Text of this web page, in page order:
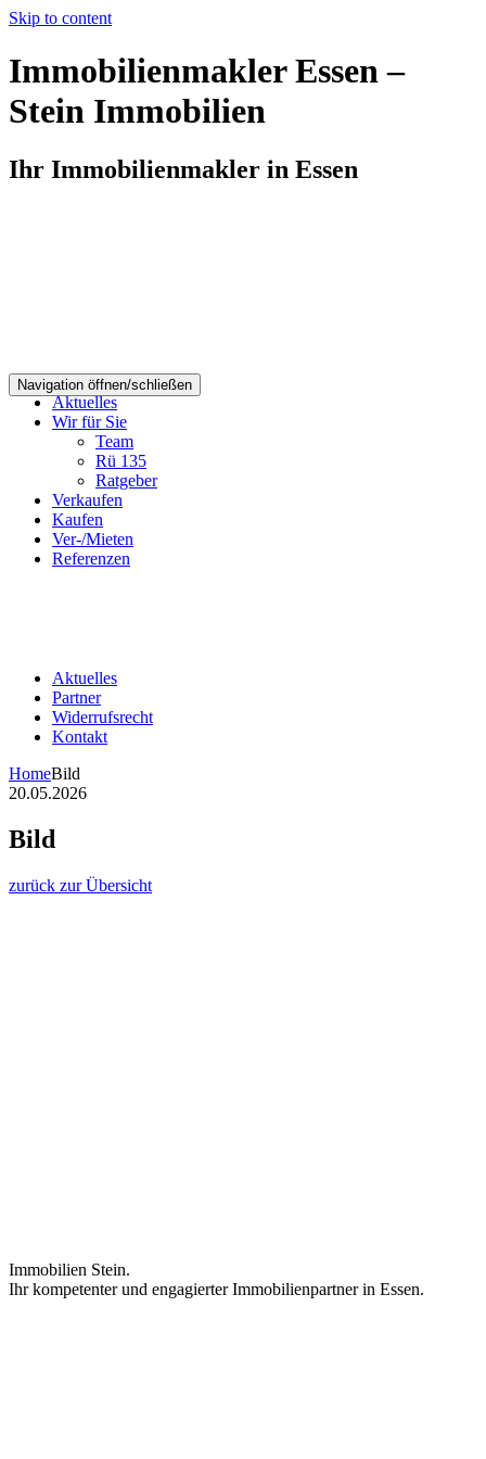
Skip to content
Immobilienmakler Essen –
Stein Immobilien
Ihr Immobilienmakler in Essen
Navigation öffnen/schließen
Aktuelles
Wir für Sie
Team
Rü 135
Ratgeber
Verkaufen
Kaufen
Ver-/Mieten
Referenzen
Aktuelles
Partner
Widerrufsrecht
Kontakt
HomeBild
20.05.2026
Bild
zurück zur Übersicht
Immobilien Stein.
Ihr kompetenter und engagierter Immobilienpartner in Essen.